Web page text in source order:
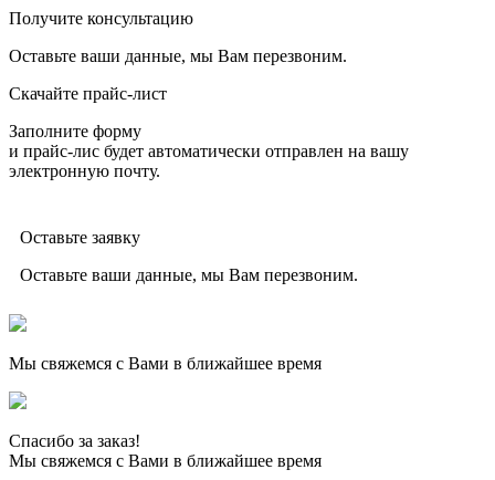
Получите консультацию
Оставьте ваши данные, мы Вам перезвоним.
Скачайте прайс-лист
Заполните форму
и прайс-лис будет автоматически отправлен на вашу
электронную почту.
Оставьте заявку
Оставьте ваши данные, мы Вам перезвоним.
Мы свяжемся с Вами в ближайшее время
Спасибо за заказ!
Мы свяжемся с Вами в ближайшее время